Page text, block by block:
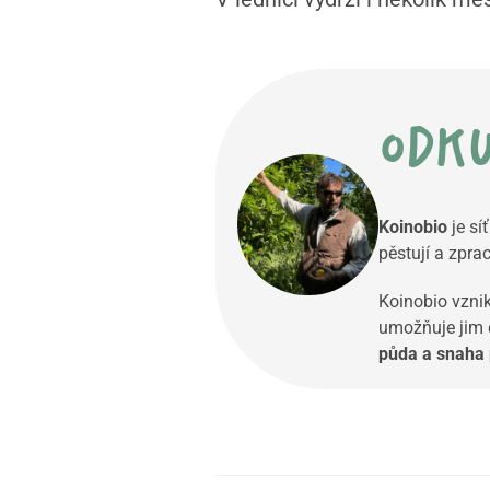
Koinobio je
pěstují a
Koinobio
umožňuje jim
půda a